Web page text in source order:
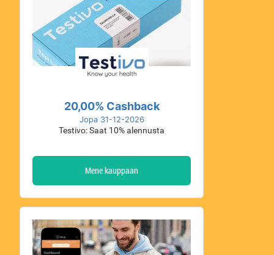
20,00% Cashback
Jopa 31-12-2026
Testivo: Saat 10% alennusta
Mene kauppaan